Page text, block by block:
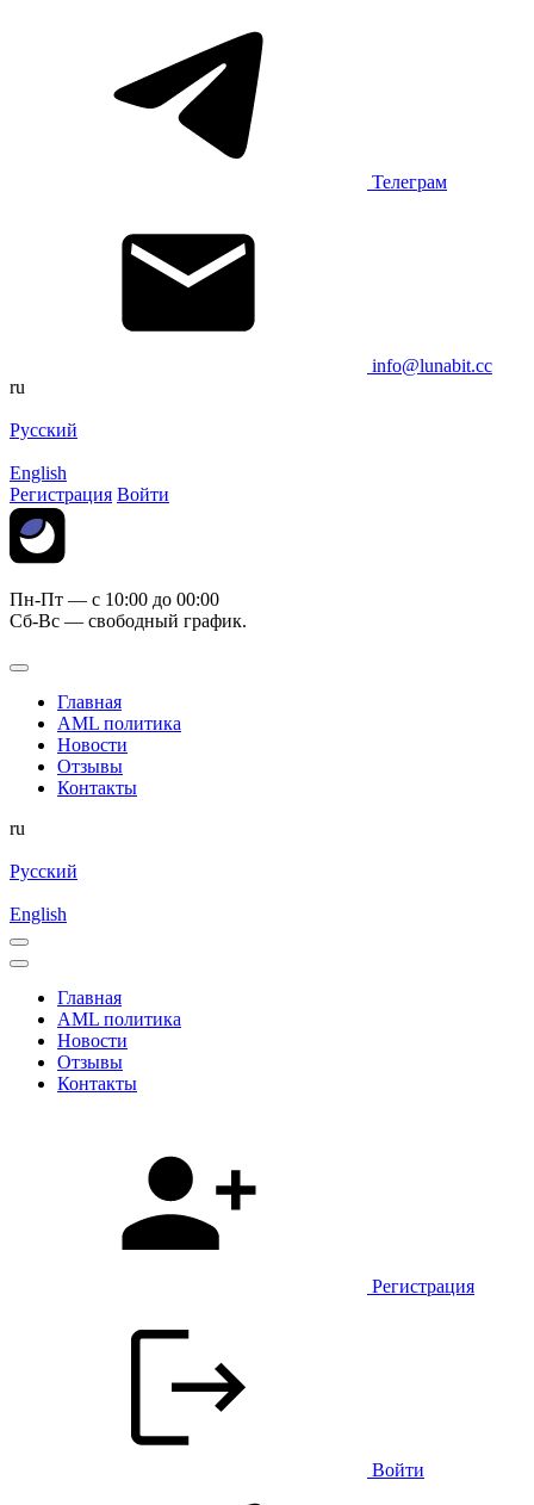
Телеграм
info@lunabit.cc
ru
Русский
English
Регистрация Войти
Пн-Пт — c 10:00 до 00:00
Сб-Вс — свободный график.
Главная
AML политика
Новости
Отзывы
Контакты
ru
Русский
English
Главная
AML политика
Новости
Отзывы
Контакты
Регистрация
Войти